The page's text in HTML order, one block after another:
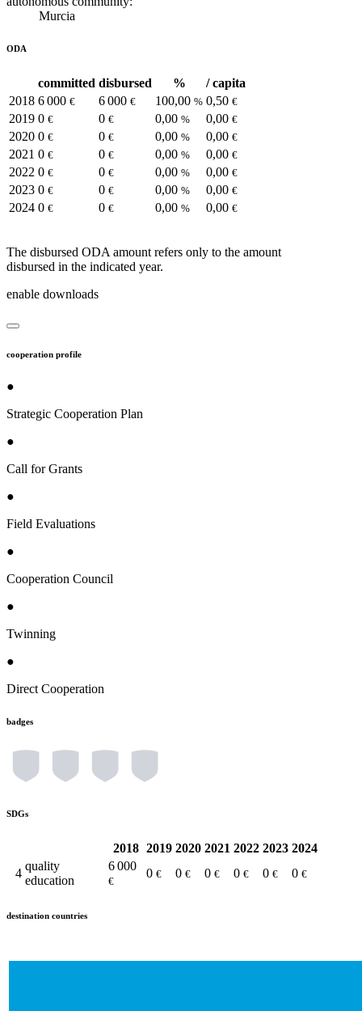
Murcia
ODA
committed disbursed %
/ capita
2018 6 000 € 6 000 € 100,00 % 0,50 €
2019 0 € 0 € 0,00 % 0,00 €
2020 0 € 0 € 0,00 % 0,00 €
2021 0 € 0 € 0,00 % 0,00 €
2022 0 € 0 € 0,00 % 0,00 €
2023 0 € 0 € 0,00 % 0,00 €
2024 0 € 0 € 0,00 % 0,00 €
The disbursed ODA amount refers only to the amount
disbursed in the indicated year.
enable downloads
cooperation profile
●
Strategic Cooperation Plan
●
Call for Grants
●
Field Evaluations
●
Cooperation Council
●
Twinning
●
Direct Cooperation
badges
SDGs
2018 2019 2020 2021 2022 2023 2024
4
quality
education
6 000
€
0 € 0 € 0 € 0 € 0 € 0 €
destination countries